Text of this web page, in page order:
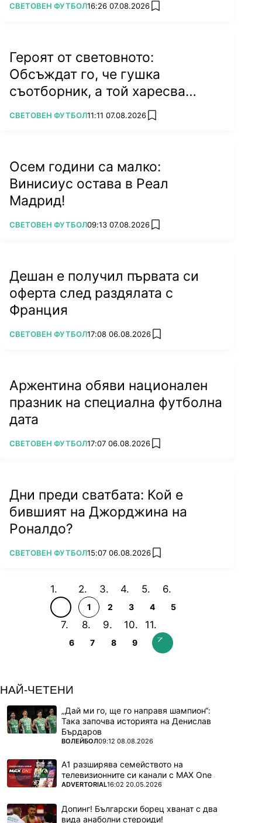
ПОВЕЧЕ ОТ
СВЕТОВЕН ФУТБОЛ16:26 07.08.2026 add favorites
Героят от световното:
Обсъждат го, че гушка
съотборник, а той харесва
бившата на колега
ПОВЕЧЕ ОТ
СВЕТОВЕН ФУТБОЛ11:11 07.08.2026 add favorites
Осем години са малко:
Винисиус остава в Реал
Мадрид!
ПОВЕЧЕ ОТ
СВЕТОВЕН ФУТБОЛ09:13 07.08.2026 add favorites
Дешан е получил първата си
оферта след раздялата с
Франция
ПОВЕЧЕ ОТ
СВЕТОВЕН ФУТБОЛ17:08 06.08.2026 add favorites
Аржентина обяви национален
празник на специална футболна
дата
ПОВЕЧЕ ОТ
СВЕТОВЕН ФУТБОЛ17:07 06.08.2026 add favorites
Дни преди сватбата: Кой е
бившият на Джорджина на
Роналдо?
ПОВЕЧЕ ОТ
СВЕТОВЕН ФУТБОЛ15:07 06.08.2026 add favorites
1 2 3 4 5
6 7 8 9
НАЙ-ЧЕТЕНИ
„Дай ми го, ще го направя шампион“:
Така започва историята на Денислав
Бърдаров
ПОВЕЧЕ ОТ
ВОЛЕЙБОЛ09:12 08.08.2026
А1 разширява семейството на
телевизионните си канали с MAX One
ПОВЕЧЕ ОТ
ADVERTORIAL16:02 20.05.2026
Допинг! Български борец хванат с два
вида анаболни стероиди!